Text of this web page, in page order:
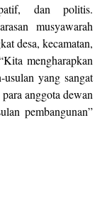
dan politis.
musyawarah
desa, kecamatan,
mengharapkan
yang sangat
anggota dewan
pembangunan”